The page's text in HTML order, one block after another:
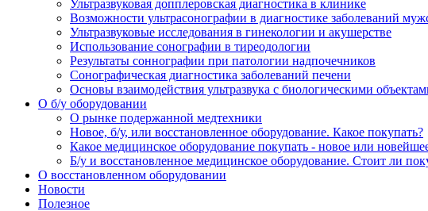
Ультразвуковая допплеровская диагностика в клинике
Возможности ультрасонографии в диагностике заболеваний
Ультразвуковые исследования в гинекологии и акушерстве
Использование сонографии в тиреодологии
Результаты соннографии при патологии надпочечников
Сонографическая диагностика заболеваний печени
Основы взаимодействия ультразвука с биологическими
O б/у оборудовании
О рынке подержанной медтехники
Новое, б/у, или восстановленное оборудование. Какое покупать?
Какое медицинское оборудование покупать - новое или
Б/у и восстановленное медицинское оборудование. Стоит ли
О восстановленном оборудовании
Новости
Полезное